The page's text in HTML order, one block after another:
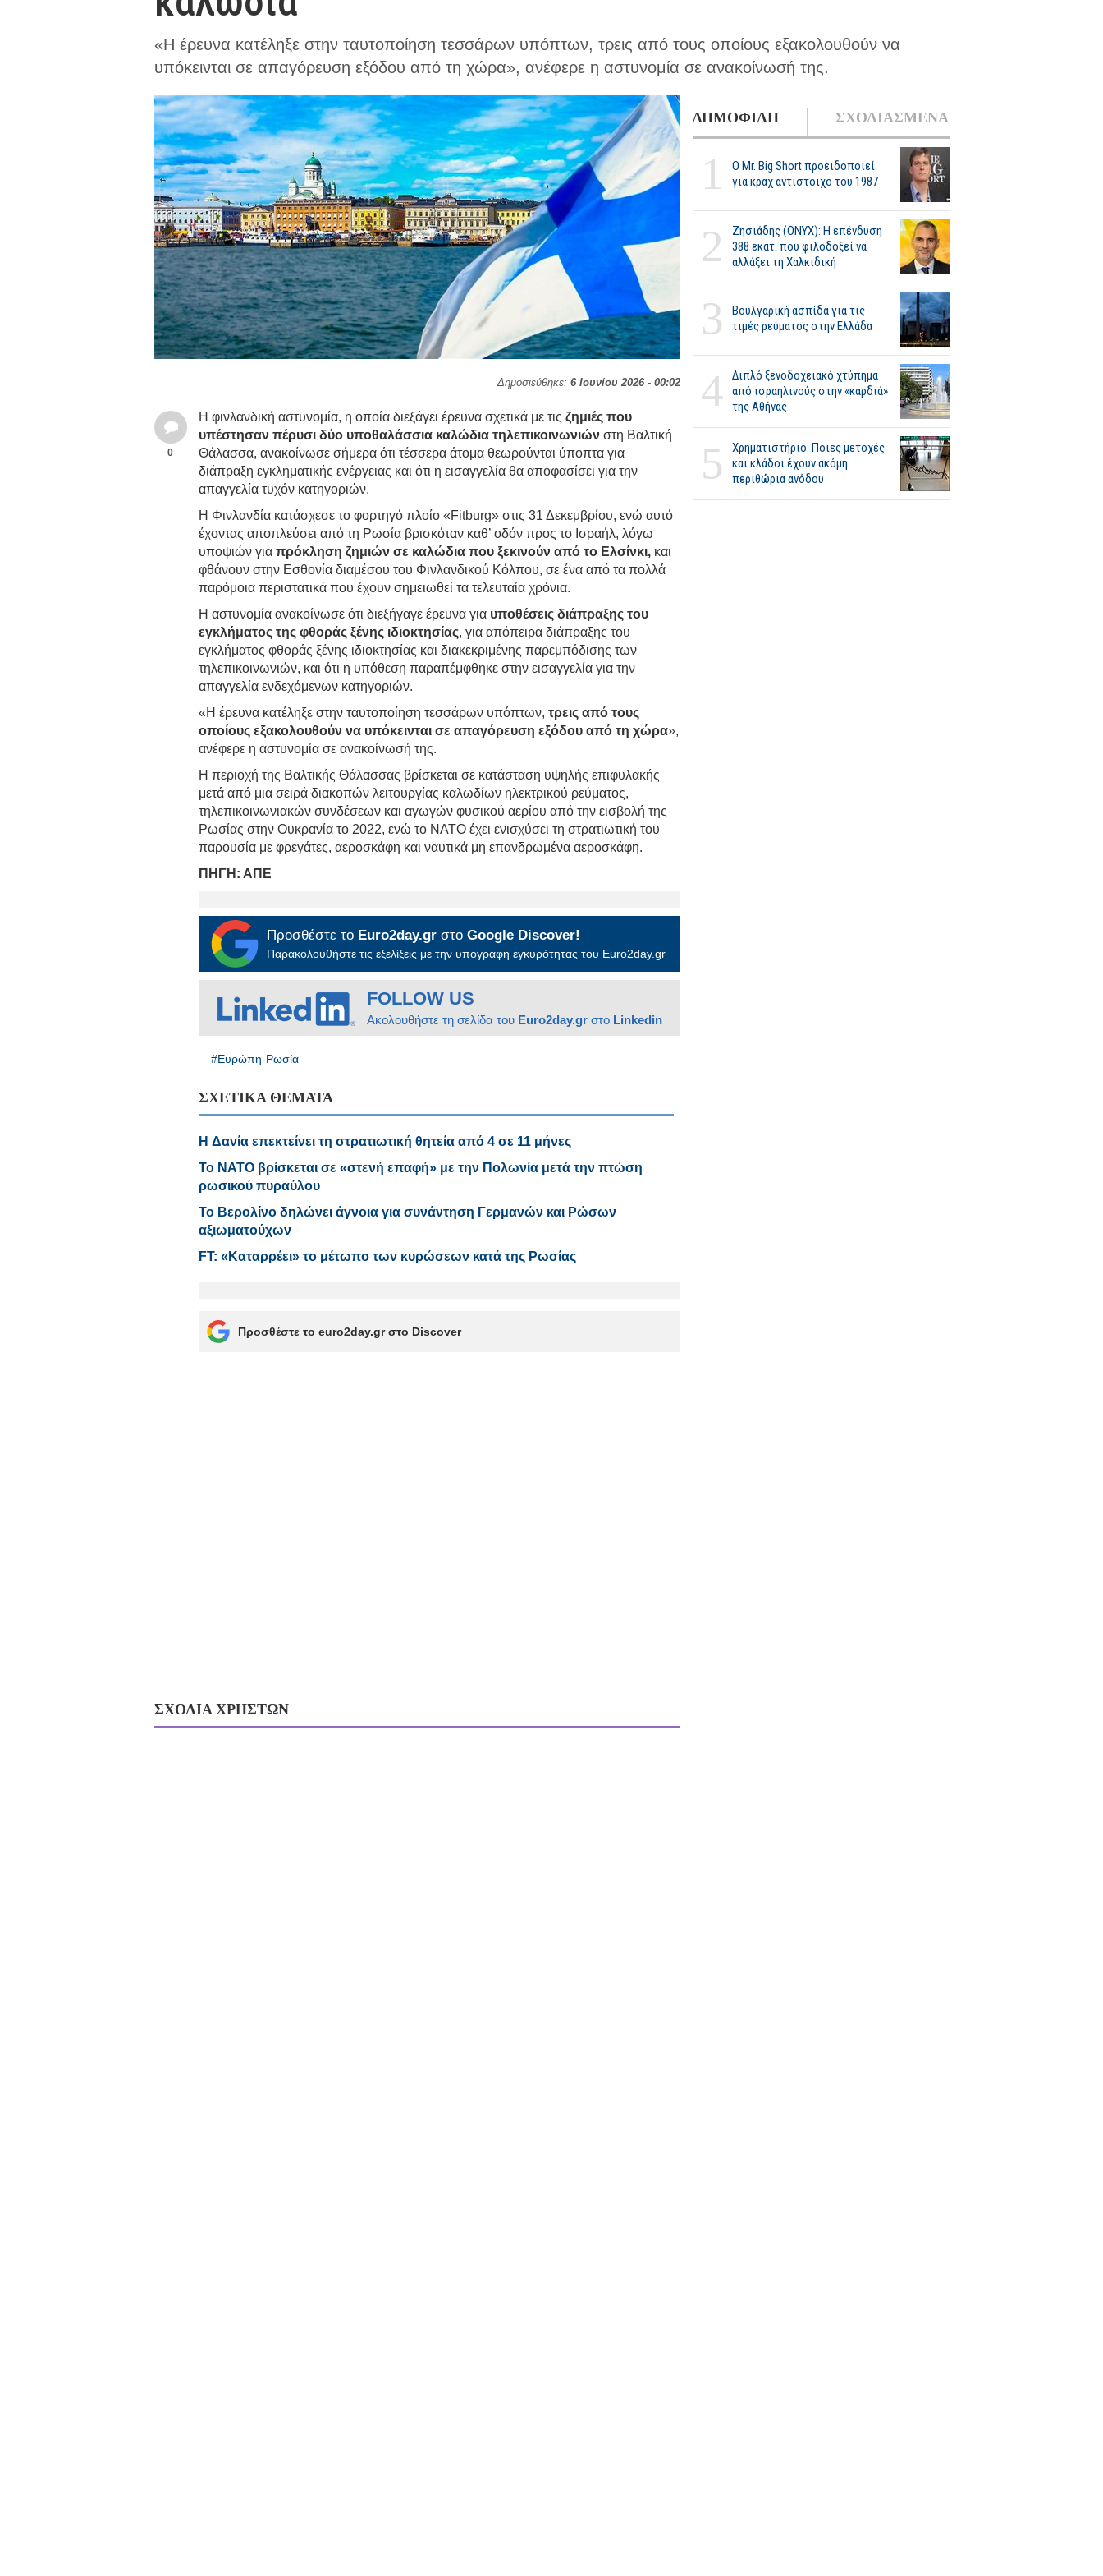
«Η έρευνα κατέληξε στην ταυτοποίηση τεσσάρων υπόπτων, τρεις από τους οποίους εξακολουθούν να
υπόκεινται σε απαγόρευση εξόδου από τη χώρα», ανέφερε η αστυνομία σε ανακοίνωσή της.
Δημοσιεύθηκε: 6 Ιουνίου 2026 - 00:02
0
Η φινλανδική αστυνομία, η οποία διεξάγει έρευνα σχετικά με τιςζημιές που
υπέστησαν πέρυσι δύο υποθαλάσσια καλώδια τηλεπικοινωνιών στη Βαλτική
Θάλασσα, ανακοίνωσε σήμερα ότι τέσσερα άτομα θεωρούνται ύποπτα για
διάπραξη εγκληματικής ενέργειας και ότι η εισαγγελία θα αποφασίσει για την
απαγγελία τυχόν κατηγοριών.
Η Φινλανδία κατάσχεσε το φορτηγό πλοίο «Fitburg» στις 31 Δεκεμβρίου, ενώ αυτό
έχοντας αποπλεύσει από τη Ρωσία βρισκόταν καθ’ οδόν προς το Ισραήλ, λόγω
υποψιών γιαπρόκληση ζημιών σε καλώδια που ξεκινούν από το Ελσίνκι, και
φθάνουν στην Εσθονία διαμέσου του Φινλανδικού Κόλπου, σε ένα από τα πολλά
παρόμοια περιστατικά που έχουν σημειωθεί τα τελευταία χρόνια.
Η αστυνομία ανακοίνωσε ότι διεξήγαγε έρευνα για υποθέσεις διάπραξης του
εγκλήματος της φθοράς ξένης ιδιοκτησίας, για απόπειρα διάπραξης του
εγκλήματος φθοράς ξένης ιδιοκτησίας και διακεκριμένης παρεμπόδισης των
τηλεπικοινωνιών, και ότι η υπόθεση παραπέμφθηκε στην εισαγγελία για την
απαγγελία ενδεχόμενων κατηγοριών.
«Η έρευνα κατέληξε στην ταυτοποίηση τεσσάρων υπόπτων,τρεις από τους
οποίους εξακολουθούν να υπόκεινται σε απαγόρευση εξόδου από τη χώρα»,
ανέφερε η αστυνομία σε ανακοίνωσή της.
Η περιοχή της Βαλτικής Θάλασσας βρίσκεται σε κατάσταση υψηλής επιφυλακής
μετά από μια σειρά διακοπών λειτουργίας καλωδίων ηλεκτρικού ρεύματος,
τηλεπικοινωνιακών συνδέσεων και αγωγών φυσικού αερίου από την εισβολή της
Ρωσίας στην Ουκρανία το 2022, ενώ το ΝΑΤΟ έχει ενισχύσει τη στρατιωτική του
παρουσία με φρεγάτες, αεροσκάφη και ναυτικά μη επανδρωμένα αεροσκάφη.
ΠΗΓΗ: ΑΠΕ
Προσθέστε το Euro2day.gr στοGoogle Discover!
Παρακολουθήστε τις εξελίξεις με την υπογραφη εγκυρότητας του Euro2day.gr
FOLLOW US
Ακολουθήστε τη σελίδα του Euro2day.gr στο Linkedin
#Ευρώπη-Ρωσία
ΣΧΕΤΙΚΑ ΘΕΜΑΤΑ
H Δανία επεκτείνει τη στρατιωτική θητεία από 4 σε 11 μήνες
Το ΝΑΤΟ βρίσκεται σε «στενή επαφή» με την Πολωνία μετά την πτώση
ρωσικού πυραύλου
Το Βερολίνο δηλώνει άγνοια για συνάντηση Γερμανών και Ρώσων
αξιωματούχων
FT: «Καταρρέει» το μέτωπο των κυρώσεων κατά της Ρωσίας
Προσθέστε το euro2day.gr στο Discover
ΔΗΜΟΦΙΛΗ ΣΧΟΛΙΑΣΜΕΝΑ
1
O Mr. Big Short προειδοποιεί
για κραχ αντίστοιχο του 1987
2
Ζησιάδης (ONYX): Η επένδυση
388 εκατ. που φιλοδοξεί να
αλλάξει τη Χαλκιδική
3
Βουλγαρική ασπίδα για τις
τιμές ρεύματος στην Ελλάδα
4
Διπλό ξενοδοχειακό χτύπημα
από ισραηλινούς στην «καρδιά»
της Αθήνας
5
Χρηματιστήριο: Ποιες μετοχές
και κλάδοι έχουν ακόμη
περιθώρια ανόδου
ΣΧΟΛΙΑ ΧΡΗΣΤΩΝ